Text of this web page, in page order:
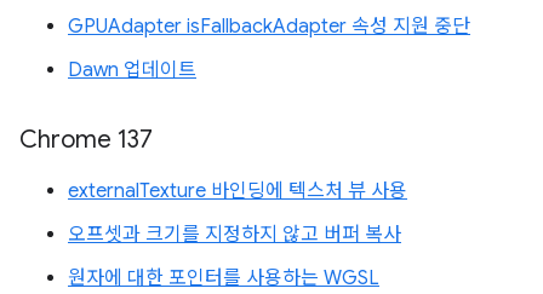
GPUAdapter isFallbackAdapter 속성 지원 중단
Dawn 업데이트
Chrome 137
externalTexture 바인딩에 텍스처 뷰 사용
오프셋과 크기를 지정하지 않고 버퍼 복사
원자에 대한 포인터를 사용하는 WGSL